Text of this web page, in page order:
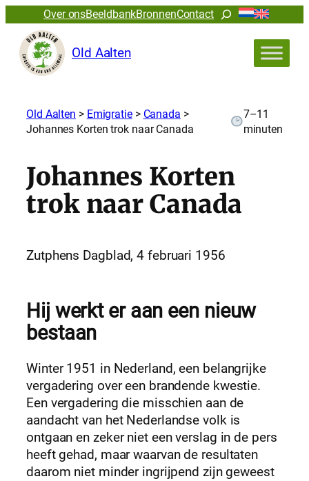
Over onsBeeldbankBronnenContactZoeken
Old Aalten
Old Aalten > Emigratie> Canada >
Johannes Korten trok naar Canada
7–11
minuten
Johannes Korten
trok naar Canada
Zutphens Dagblad, 4 februari 1956
Hij werkt er aan een nieuw
bestaan
Winter 1951 in Nederland, een belangrijke
vergadering over een brandende kwestie.
Een vergadering die misschien aan de
aandacht van het Nederlandse volk is
ontgaan en zeker niet een verslag in de pers
heeft gehad, maar waarvan de resultaten
daarom niet minder ingrijpend zijn geweest